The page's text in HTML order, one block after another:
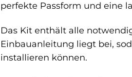
perfekte Passform und eine
Das Kit enthält alle
Einbauanleitung liegt bei,
installieren können.